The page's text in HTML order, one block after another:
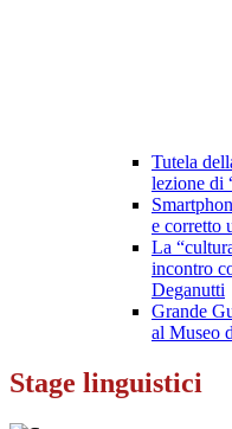
Tutela
lezione di
e corretto
La
incontro
Deganutti
Grande
al Museo
Stage linguistici